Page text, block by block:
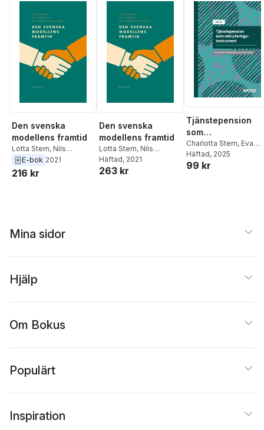
Pettersson
Den svenska
modellens framtid
Lotta Stern, Nils
Karlson,Eva Uddén
Sonnegård
E-bok 2021
216 kr
Den svenska
modellens framtid
Lotta Stern, Nils
Karlsson,Eva Uddén
Sonnegård
Häftad, 2021
263 kr
Tjänstepension
som
ent
Charlotta Stern, Eva
Uddén Sonnegård
Häftad, 2025
99 kr
Mina sidor
Hjälp
Om Bokus
Populärt
Inspiration